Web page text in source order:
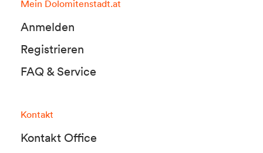
Mein Dolomitenstadt.at
Anmelden
Registrieren
FAQ & Service
Kontakt
Kontakt Office